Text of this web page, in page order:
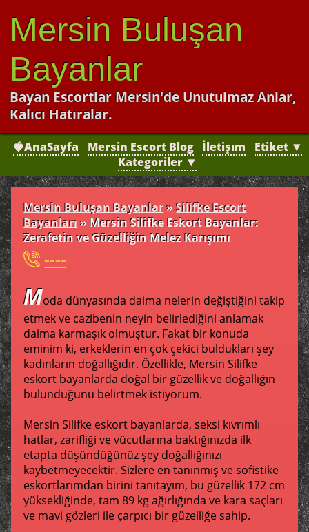
Mersin Buluşan
Bayanlar
Bayan Escortlar Mersin'de Unutulmaz Anlar,
Kalıcı Hatıralar.
🍓AnaSayfa Mersin Escort Blog İletişım
Etiket ▼
Kategoriler ▼
Mersin Buluşan Bayanlar»Silifke Escort
Bayanları »Mersin Silifke Eskort Bayanlar:
Zerafetin ve Güzelliğin Melez Karışımı
----
Moda dünyasında daima nelerin değiştiğini takip
etmek ve cazibenin neyin belirlediğini anlamak
daima karmaşık olmuştur. Fakat bir konuda
eminim ki, erkeklerin en çok çekici buldukları şey
kadınların doğallığıdır. Özellikle, Mersin Silifke
eskort bayanlarda doğal bir güzellik ve doğallığın
bulunduğunu belirtmek istiyorum.
Mersin Silifke eskort bayanlarda, seksi kıvrımlı
hatlar, zarifliği ve vücutlarına baktığınızda ilk
etapta düşündüğünüz şey doğallığınızı
kaybetmeyecektir. Sizlere en tanınmış ve sofistike
eskortlarımdan birini tanıtayım, bu güzellik 172 cm
yüksekliğinde, tam 89 kg ağırlığında ve kara saçları
ve mavi gözleri ile çarpıcı bir güzelliğe sahip.